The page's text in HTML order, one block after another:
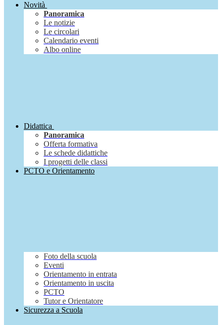
Novità
Panoramica
Le notizie
Le circolari
Calendario eventi
Albo online
Didattica
Panoramica
Offerta formativa
Le schede didattiche
I progetti delle classi
PCTO e Orientamento
Foto della scuola
Eventi
Orientamento in entrata
Orientamento in uscita
PCTO
Tutor e Orientatore
Sicurezza a Scuola